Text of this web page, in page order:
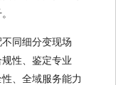
同细分变现场
性、鉴定专业
、全域服务能力